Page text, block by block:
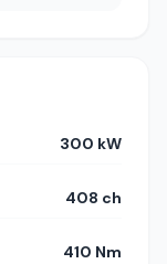
300 kW
408 ch
410 Nm